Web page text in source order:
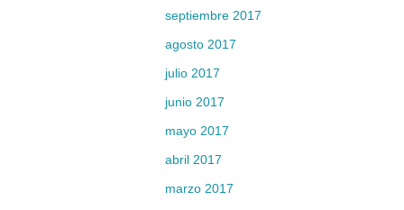
septiembre 2017
agosto 2017
julio 2017
junio 2017
mayo 2017
abril 2017
marzo 2017